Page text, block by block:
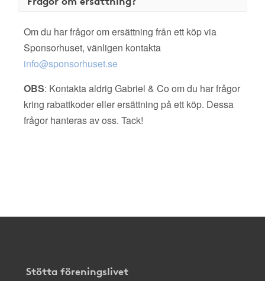
Om du har frågor om ersättning från ett köp via
Sponsorhuset, vänligen kontakta
info@sponsorhuset.se
OBS: Kontakta aldrig Gabriel & Co om du har frågor
kring rabattkoder eller ersättning på ett köp. Dessa
frågor hanteras av oss. Tack!
Stötta föreningslivet